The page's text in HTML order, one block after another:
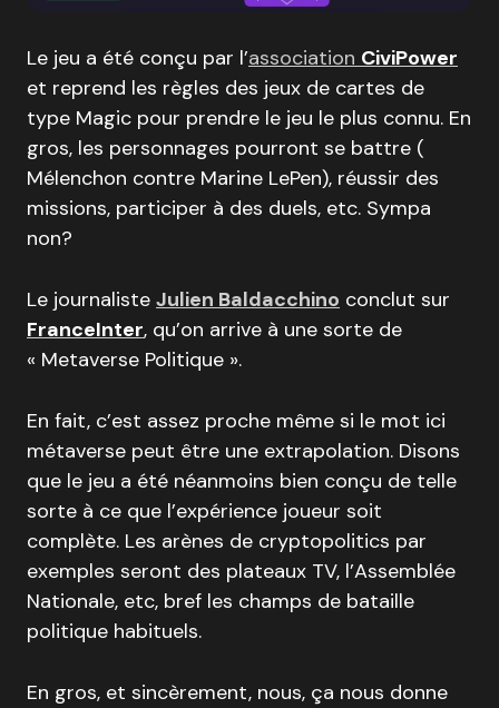
Le jeu a été conçu par l’association CiviPower
et reprend les règles des jeux de cartes de
type Magic pour prendre le jeu le plus connu. En
gros, les personnages pourront se battre (
Mélenchon contre Marine LePen), réussir des
missions, participer à des duels, etc. Sympa
non?
Le journaliste Julien Baldacchino conclut sur
FranceInter, qu’on arrive à une sorte de
« Metaverse Politique ».
En fait, c’est assez proche même si le mot ici
métaverse peut être une extrapolation. Disons
que le jeu a été néanmoins bien conçu de telle
sorte à ce que l’expérience joueur soit
complète. Les arènes de cryptopolitics par
exemples seront des plateaux TV, l’Assemblée
Nationale, etc, bref les champs de bataille
politique habituels.
En gros, et sincèrement, nous, ça nous donne